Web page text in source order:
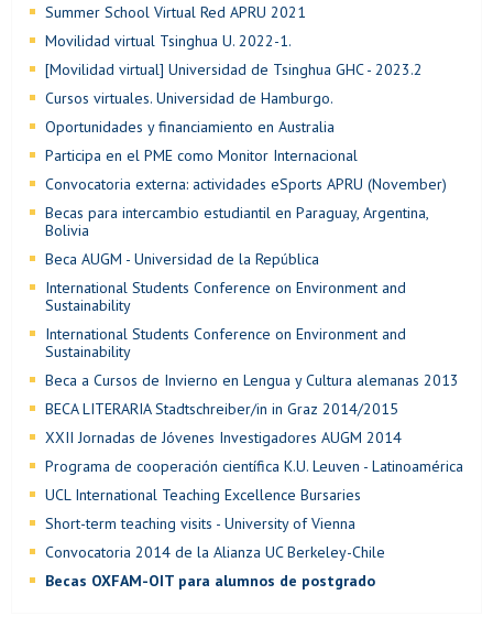
Summer School Virtual Red APRU 2021
Movilidad virtual Tsinghua U. 2022-1.
[Movilidad virtual] Universidad de Tsinghua GHC - 2023.2
Cursos virtuales. Universidad de Hamburgo.
Oportunidades y financiamiento en Australia
Participa en el PME como Monitor Internacional
Convocatoria externa: actividades eSports APRU (November)
Becas para intercambio estudiantil en Paraguay, Argentina,
Bolivia
Beca AUGM - Universidad de la República
International Students Conference on Environment and
Sustainability
International Students Conference on Environment and
Sustainability
Beca a Cursos de Invierno en Lengua y Cultura alemanas 2013
BECA LITERARIA Stadtschreiber/in in Graz 2014/2015
XXII Jornadas de Jóvenes Investigadores AUGM 2014
Programa de cooperación científica K.U. Leuven - Latinoamérica
UCL International Teaching Excellence Bursaries
Short-term teaching visits - University of Vienna
Convocatoria 2014 de la Alianza UC Berkeley-Chile
Becas OXFAM-OIT para alumnos de postgrado